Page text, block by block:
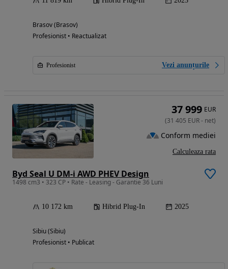
Brasov (Brasov)
Profesionist • Reactualizat
Profesionist Vezi anunțurile
Byd Seal U DM-i AWD PHEV Design
1498 cm3 • 323 CP • Rate - Leasing - Garantie 36 Luni
10 172 km Hibrid Plug-In 2025
Sibiu (Sibiu)
Profesionist • Publicat
37 999 EUR
(31 405 EUR- net)
Conform mediei
Calculeaza rata